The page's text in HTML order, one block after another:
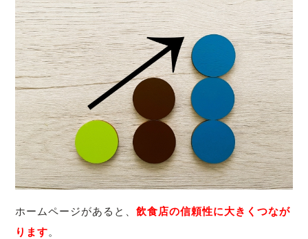
ホームページがあると、飲食店の信頼性に大きくつなが
ります。